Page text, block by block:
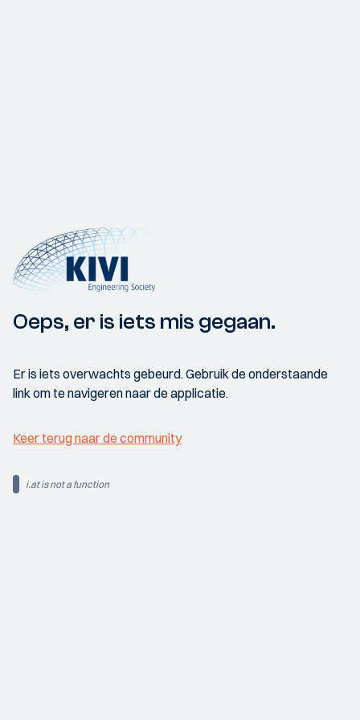
Oeps, er is iets mis gegaan.
Er is iets overwachts gebeurd. Gebruik de onderstaande
link om te navigeren naar de applicatie.
Keer terug naar de community
i.at is not a function